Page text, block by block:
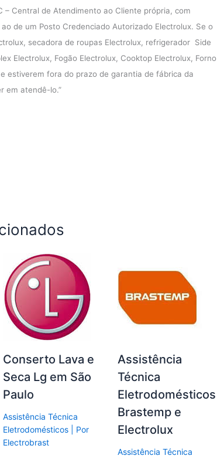
Central de Atendimento ao Cliente própria, com
de um Posto Credenciado Autorizado Electrolux. Se o
secadora de roupas Electrolux, refrigerador Side
Electrolux, Fogão Electrolux, Cooktop Electrolux, Forno
estiverem fora do prazo de garantia de fábrica da
em atendê-lo.”
Conserto Lava e
Seca Lg em São
Paulo
Assistência Técnica
Eletrodomésticos| Por
Electrobrast
Assistência
Técnica
Eletrodomésticos
Brastemp e
Electrolux
Assistência Técnica